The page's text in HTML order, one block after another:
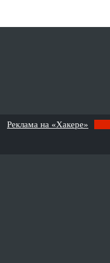
Реклама на «Хакере»